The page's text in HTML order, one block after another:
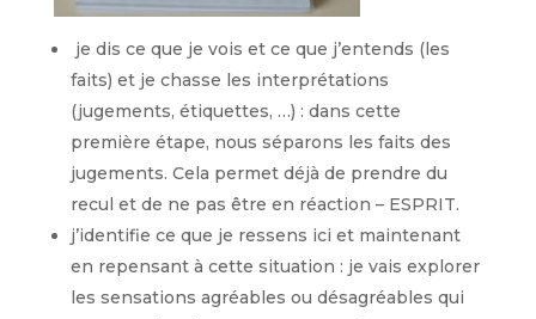
je dis ce que je vois et ce que j’entends (les
faits) et je chasse les interprétations
(jugements, étiquettes, …) : dans cette
première étape, nous séparons les faits des
jugements. Cela permet déjà de prendre du
recul et de ne pas être en réaction – ESPRIT.
j’identifie ce que je ressens ici et maintenant
en repensant à cette situation : je vais explorer
les sensations agréables ou désagréables qui